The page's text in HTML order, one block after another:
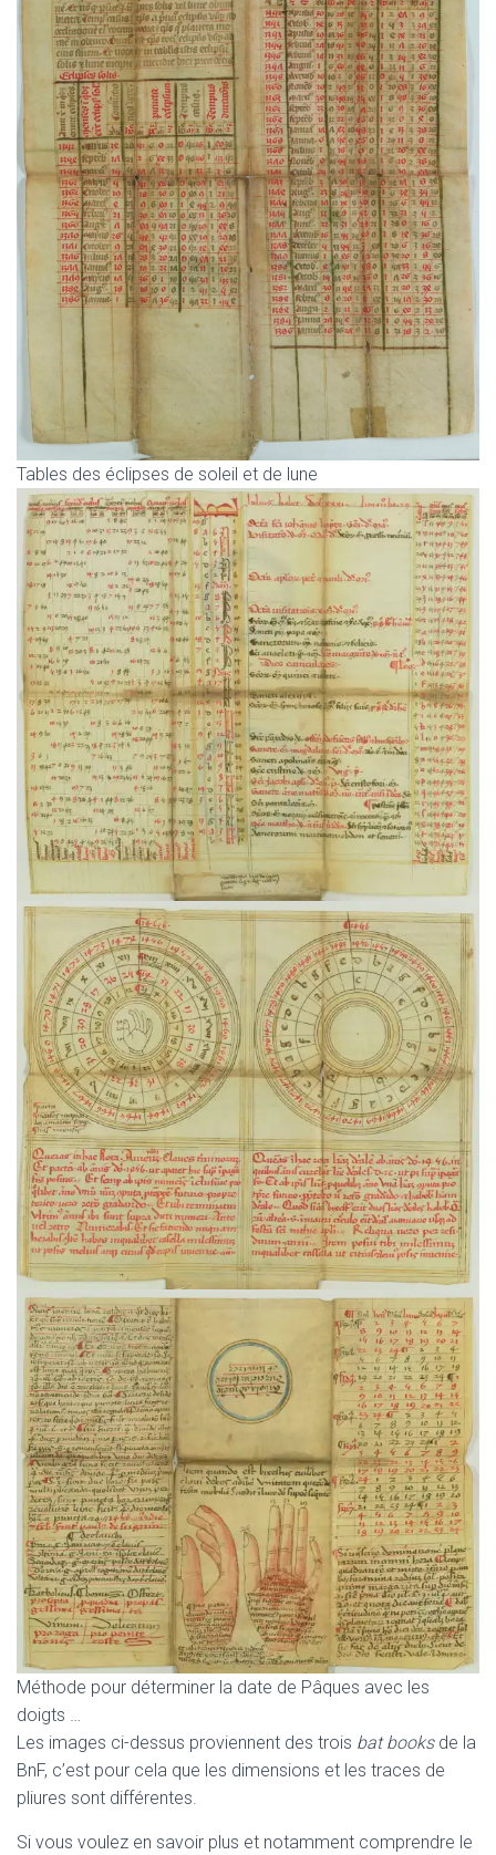
Tables des éclipses de soleil et de lune
Méthode pour déterminer la date de Pâques avec les
doigts …
Les images ci-dessus proviennent des trois bat booksde la
BnF, c’est pour cela que les dimensions et les traces de
pliures sont différentes.
Si vous voulez en savoir plus et notamment comprendre le